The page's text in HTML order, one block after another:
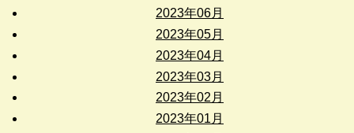
2023年06月
2023年05月
2023年04月
2023年03月
2023年02月
2023年01月